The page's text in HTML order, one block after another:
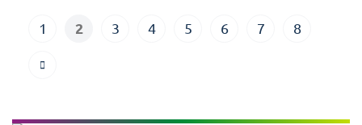
1 2 3 4 5 6 7 8